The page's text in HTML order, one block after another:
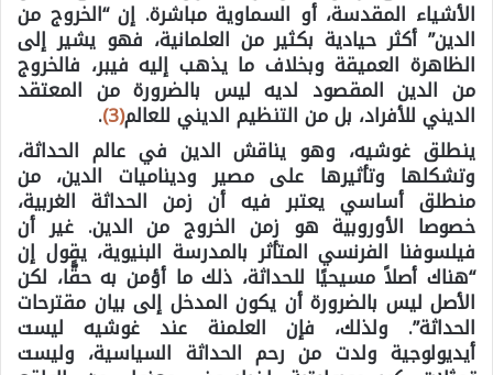
الأشياء المقدسة، أو السماوية مباشرة. إن “الخروج من
الدين” أكثر حيادية بكثير من العلمانية، فهو يشير إلى
الظاهرة العميقة وبخلاف ما يذهب إليه فيبر، فالخروج
من الدين المقصود لديه ليس بالضرورة من المعتقد
الديني للأفراد، بل من التنظيم الديني للعالم(3)
.
ينطلق غوشيه، وهو يناقش الدين في عالم الحداثة،
وتشكلها وتأثيرها على مصير وديناميات الدين، من
منطلق أساسي يعتبر فيه أن زمن الحداثة الغربية،
خصوصا الأوروبية هو زمن الخروج من الدين. غير أن
فيلسوفنا الفرنسي المتأثر بالمدرسة البنيوية، يقول إن
“هناك أصلاً مسيحيًا للحداثة، ذلك ما أؤمن به حقًّا، لكن
الأصل ليس بالضرورة أن يكون المدخل إلى بيان مقترحات
الحداثة”. ولذلك، فإن العلمنة عند غوشيه ليست
أيديولوجية ولدت من رحم الحداثة السياسية، وليست